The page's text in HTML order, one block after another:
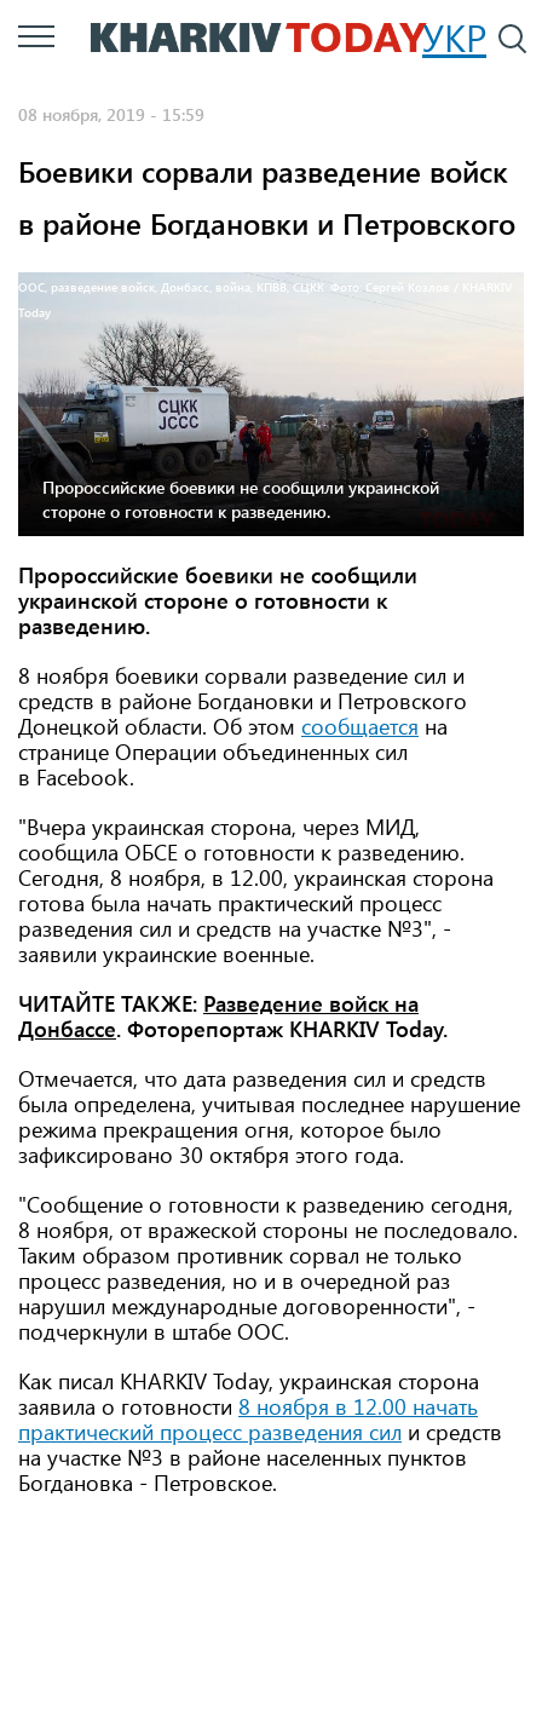
Перейти
к
УКР
08 ноября, 2019 - 15:59
Боевики сорвали разведение войск
в районе Богдановки и Петровского
ООС, разведение войск, Донбасс, война, КПВВ, СЦКК. Фото: Сергей Козлов / KHARKIV
Today
Пророссийские боевики не сообщили украинской
стороне о готовности к разведению.
Пророссийские боевики не сообщили
украинской стороне о готовности к
разведению.
8 ноября боевики сорвали разведение сил и
средств в районе Богдановки и Петровского
Донецкой области. Об этом сообщается на
странице Операции объединенных сил
в Facebook.
"Вчера украинская сторона, через МИД,
сообщила ОБСЕ о готовности к разведению.
Сегодня, 8 ноября, в 12.00, украинская сторона
готова была начать практический процесс
разведения сил и средств на участке №3", -
заявили украинские военные.
ЧИТАЙТЕ ТАКЖЕ: Разведение войск на
Донбассе. Фоторепортаж KHARKIV Today.
Отмечается, что дата разведения сил и средств
была определена, учитывая последнее нарушение
режима прекращения огня, которое было
зафиксировано 30 октября этого года.
"Сообщение о готовности к разведению сегодня,
8 ноября, от вражеской стороны не последовало.
Таким образом противник сорвал не только
процесс разведения, но и в очередной раз
нарушил международные договоренности", -
подчеркнули в штабе ООС.
Как писал KHARKIV Today, украинская сторона
заявила о готовности 8 ноября в 12.00 начать
практический процесс разведения сил и средств
на участке №3 в районе населенных пунктов
Богдановка - Петровское.